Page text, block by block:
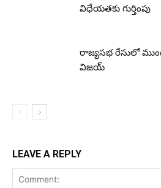
విధేయతకు గుర్తింపు
రాజ్యసభ రేసులో
విజయ్
LEAVE A REPLY